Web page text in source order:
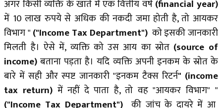
अगर किसी व्यक्ति के खाते में एक वित्तीय वर्ष (financial year)
में 10 लाख रुपये से अधिक की नकदी जमा होती है, तो आयकर
विभाग "("Income Tax Department") को इसकी जानकारी
मिलती है। ऐसे में, व्यक्ति को उस आय का स्रोत (source of
income) बताना पड़ता है। यदि व्यक्ति अपनी इनकम के स्रोत के
बारे में सही और स्पष्ट जानकारी "इनकम टैक्स रिटर्न" (income
tax return) में नहीं दे पाता है, तो वह "आयकर विभाग" "
("Income Tax Department") की जांच के दायरे में आ